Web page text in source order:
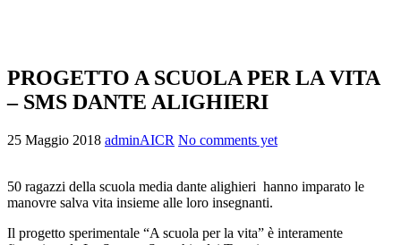
PROGETTO A SCUOLA PER LA VITA
– SMS DANTE ALIGHIERI
25 Maggio 2018 adminAICR No comments yet
50 ragazzi della scuola media dante alighieri hanno imparato le
manovre salva vita insieme alle loro insegnanti.
Il progetto sperimentale “A scuola per la vita” è interamente